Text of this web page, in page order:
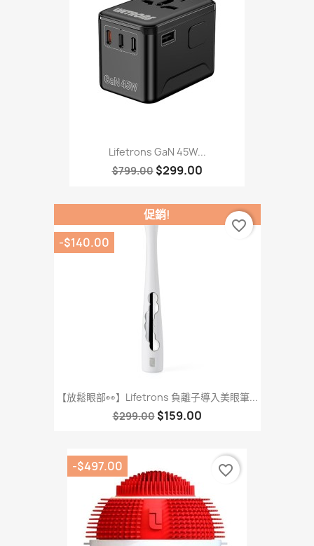
Lifetrons GaN 45W...
$799.00 $299.00
【放鬆眼部👀】Lifetrons 負離子導入美眼筆...
$299.00 $159.00
促銷!
-$140.00
favorite_border
-$497.00 favorite_border